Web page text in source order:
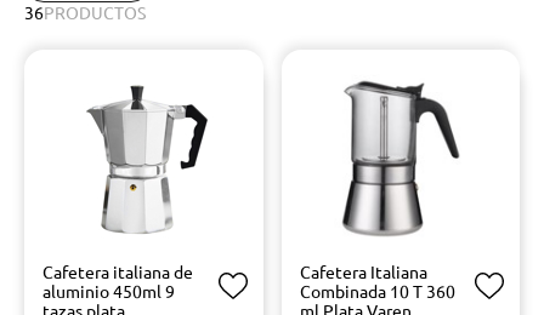
36PRODUCTOS
Cafetera italiana de
aluminio 450ml 9
tazas plata
Cafetera Italiana
Combinada 10 T 360
ml Plata Varen